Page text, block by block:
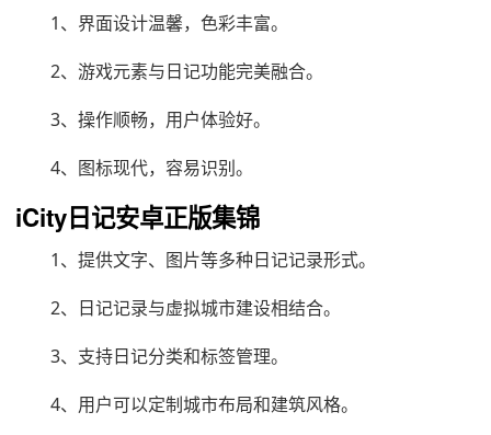
1、界面设计温馨，色彩丰富。
2、游戏元素与日记功能完美融合。
3、操作顺畅，用户体验好。
4、图标现代，容易识别。
iCity日记安卓正版集锦
1、提供文字、图片等多种日记记录形式。
2、日记记录与虚拟城市建设相结合。
3、支持日记分类和标签管理。
4、用户可以定制城市布局和建筑风格。